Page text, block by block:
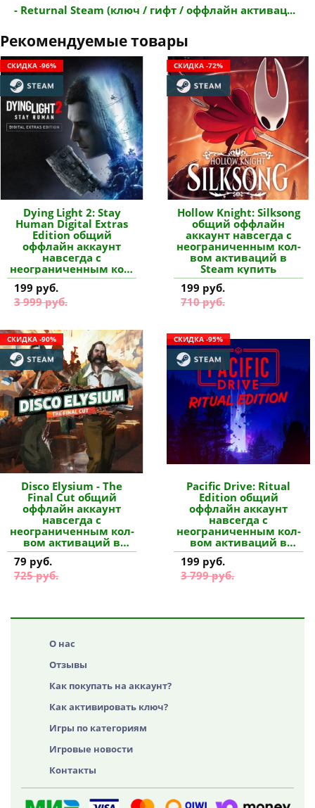
- Returnal Steam (ключ / гифт / оффлайн активац...
Рекомендуемые товары
СКИДКА -96%
Dying Light 2: Stay
Human Digital Extras
Edition общий
оффлайн аккаунт
навсегда с
неограниченным кол-
вом активаций в
Steam купить
199 руб.
3 999 руб.
СКИДКА -72%
Hollow Knight: Silksong
общий оффлайн
аккаунт навсегда с
неограниченным кол-
вом активаций в
Steam купить
199 руб.
710 руб.
СКИДКА -90%
Disco Elysium - The
Final Cut общий
оффлайн аккаунт
навсегда с
неограниченным кол-
вом активаций в
Steam купить
79 руб.
725 руб.
СКИДКА -95%
Pacific Drive: Ritual
Edition общий
оффлайн аккаунт
навсегда с
неограниченным кол-
вом активаций в
Steam купить
199 руб.
3 799 руб.
О нас
Отзывы
Как покупать на аккаунт?
Как активировать ключ?
Игры по категориям
Игровые новости
Контакты